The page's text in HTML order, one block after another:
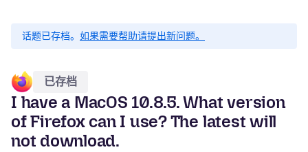
话题已存档。 如果需要帮助请提出新问题。
已存档
I have a MacOS 10.8.5. What version
of Firefox can I use? The latest will
not download.